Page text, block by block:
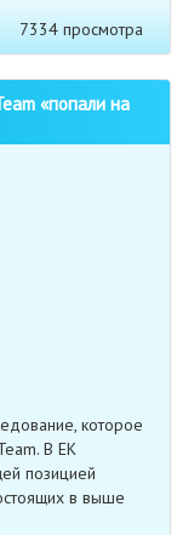
7334 просмотра
«попали на
которое
В ЕК
позицией
в выше